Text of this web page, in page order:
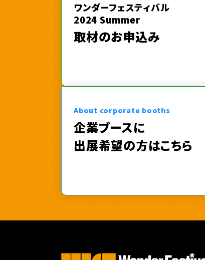
ワンダーフェスティバル
2024 Summer
取材のお申込み
About corporate booths
企業ブースに
出展希望の方はこちら